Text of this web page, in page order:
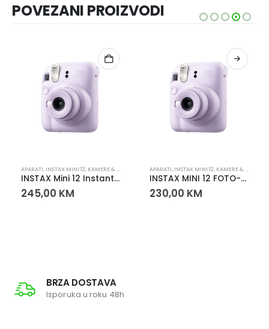
POVEZANI PROIZVODI
APARATI, INSTAX MINI 12, KAMERE & VIDEO
INSTAX Mini 12 Instant Fotoaparat + GRATIS Film i Album
245,00 KM
APARATI, INSTAX MINI 12, KAMERE & VIDEO
INSTAX MINI 12 FOTO-APARAT LILAC PURPLE
230,00 KM
BRZA DOSTAVA
Isporuka u roku 48h